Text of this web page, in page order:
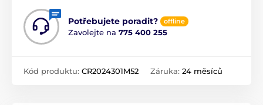
Potřebujete poradit? offline
Zavolejte na 775 400 255
Kód produktu: CR2024301M52 Záruka: 24 měsíců